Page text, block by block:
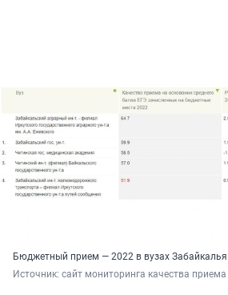
Бюджетный прием — 2022 в вузах Забайкалья
Источник: сайт мониторинга качества